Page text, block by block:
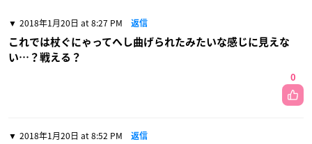
2018年1月20日 at 8:27 PM 返信
これでは杖ぐにゃってへし曲げられたみたいな感じに見えな
い…？戦える？
0
2018年1月20日 at 8:52 PM 返信